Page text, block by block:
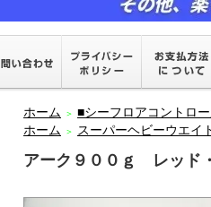
ホーム ＞ ■シーフロアコントロ
ホーム
＞ スーパーヘビーウエイ
アーク９００ｇ レッド